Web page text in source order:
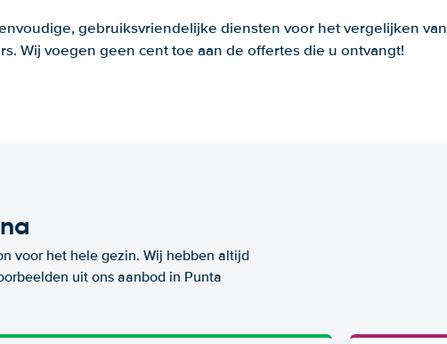
gebruiksvriendelijke diensten voor het vergelijken van
Wij voegen geen cent toe aan de offertes die u ontvangt!
voor het hele gezin. Wij hebben altijd
uit ons aanbod in Punta